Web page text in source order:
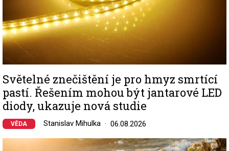
Světelné znečištění je pro hmyz smrtící
pastí. Řešením mohou být jantarové LED
diody, ukazuje nová studie
VĚDA Stanislav Mihulka 06.08.2026
Image